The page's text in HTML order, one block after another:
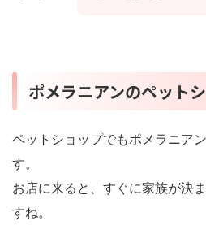
ポメラニアンのペット
ペットショップでもポメラニア
す。
お店に来ると、すぐに家族が決
すね。